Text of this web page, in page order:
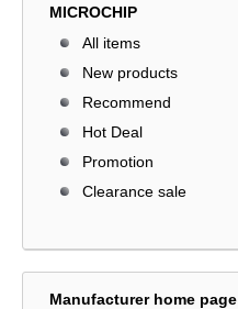
MICROCHIP
All items
New products
Recommend
Hot Deal
Promotion
Clearance sale
Manufacturer home page